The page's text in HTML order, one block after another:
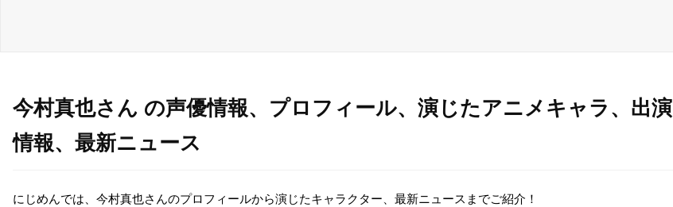
今村真也さん の声優情報、プロフィール、演じたアニメキャラ、出演
情報、最新ニュース
にじめんでは、今村真也さんのプロフィールから演じたキャラクター、最新ニュースまでご紹介！